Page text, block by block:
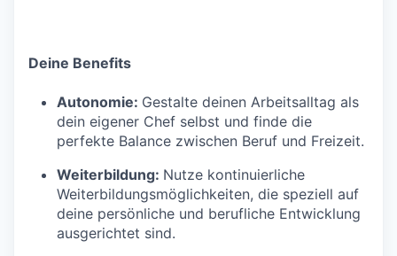
Deine Benefits
Autonomie: Gestalte deinen Arbeitsalltag als
dein eigener Chef selbst und finde die
perfekte Balance zwischen Beruf und Freizeit.
Weiterbildung: Nutze kontinuierliche
Weiterbildungsmöglichkeiten, die speziell auf
deine persönliche und berufliche Entwicklung
ausgerichtet sind.